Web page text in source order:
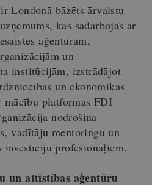
Londonā bāzēts ārvalstu
kas sadarbojas ar
aģentūrām,
un
institūcijām, izstrādājot
un ekonomikas
platformas FDI
nodrošina
vadītāju mentoringu un
investīciju profesionāļiem.
un attīstības aģentūru